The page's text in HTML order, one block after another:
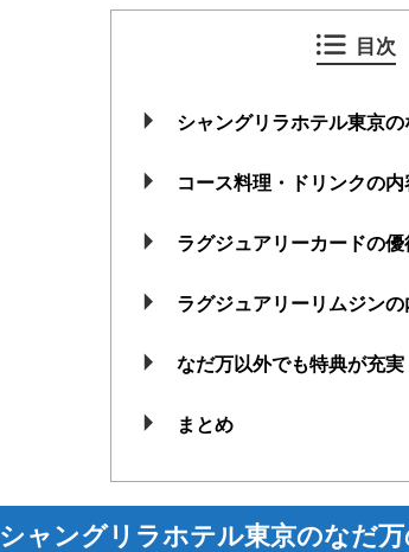
目次
シャングリラホテル東京
コース料理・ドリンクの内
ラグジュアリーカードの優
ラグジュアリーリムジンの
なだ万以外でも特典が充実
まとめ
シャングリラホテル東京のなだ